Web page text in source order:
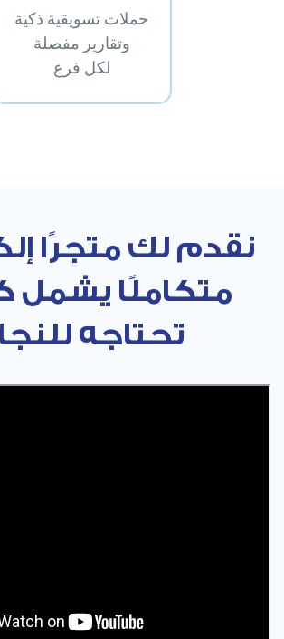
حملات تسويقية ذكية
وتقارير مفصلة
لكل فرع
نقدم لك متجرًا
متكاملًا يشمل
تحتاجه